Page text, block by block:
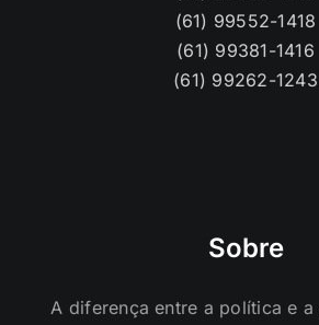
(61) 99552-1418
(61) 99381-1416
(61) 99262-1243
Sobre
A diferença entre a política e